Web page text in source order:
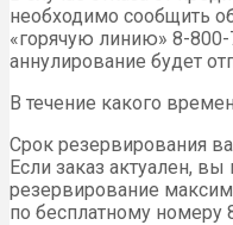
необходимо сообщить
«горячую линию» 8-
аннулирование будет
В течение какого
Срок резервирования
Если заказ актуален,
резервирование
по бесплатному номеру